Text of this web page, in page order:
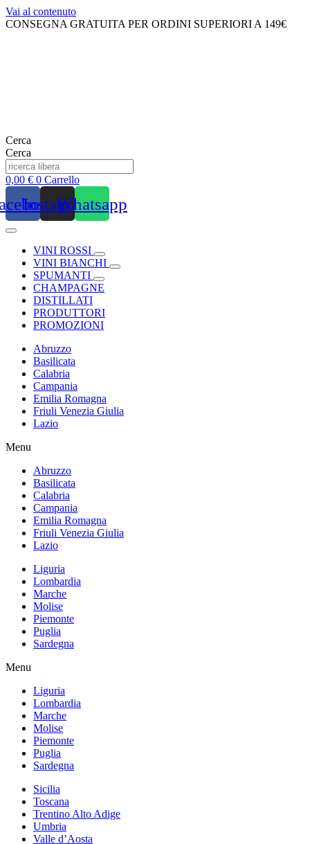
Vai al contenuto
CONSEGNA GRATUITA PER ORDINI SUPERIORI A 149€
Cerca
Cerca
0,00 € 0 Carrello
InstagramWhatsapp
VINI ROSSI
VINI BIANCHI
SPUMANTI
CHAMPAGNE
DISTILLATI
PRODUTTORI
PROMOZIONI
Abruzzo
Basilicata
Calabria
Campania
Emilia Romagna
Friuli Venezia Giulia
Lazio
Menu
Abruzzo
Basilicata
Calabria
Campania
Emilia Romagna
Friuli Venezia Giulia
Lazio
Liguria
Lombardia
Marche
Molise
Piemonte
Puglia
Sardegna
Menu
Liguria
Lombardia
Marche
Molise
Piemonte
Puglia
Sardegna
Sicilia
Toscana
Trentino Alto Adige
Umbria
Valle d’Aosta